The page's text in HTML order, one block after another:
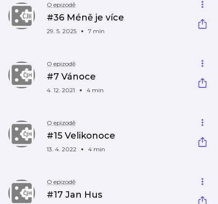
O epizodě
#36 Méně je více
29. 5. 2025 7 min
O epizodě
#7 Vánoce
4. 12. 2021 4 min
O epizodě
#15 Velikonoce
13. 4. 2022 4 min
O epizodě
#17 Jan Hus